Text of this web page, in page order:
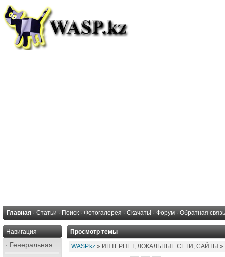
Главная · Статьи · Поиск · Фотогалерея · Скачать! · Форум · Обратная связь
Навигация
· Генеральная
Просмотр темы
WASP.kz » ИНТЕРНЕТ, ЛОКАЛЬНЫЕ СЕТИ, САЙТЫ »